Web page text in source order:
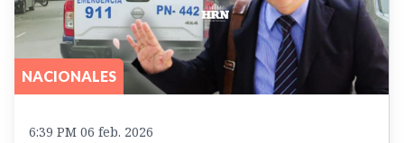
NACIONALES
6:39 PM 06 feb. 2026